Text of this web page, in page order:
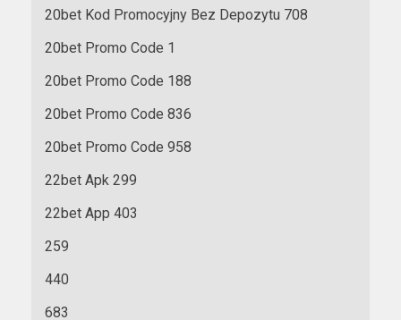
20bet Kod Promocyjny Bez Depozytu 708
20bet Promo Code 1
20bet Promo Code 188
20bet Promo Code 836
20bet Promo Code 958
22bet Apk 299
22bet App 403
259
440
683